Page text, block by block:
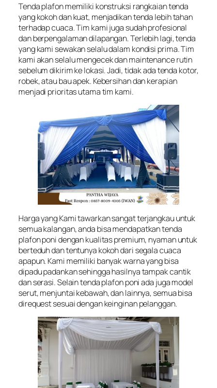
Tenda plafon memiliki konstruksi rangkaian tenda
yang kokoh dan kuat, menjadikan tenda lebih tahan
terhadap cuaca. Tim kami juga sudah profesional
dan berpengalaman dilapangan. Terlebih lagi, tenda
yang kami sewakan selalu dalam kondisi prima. Tim
kami akan selalu mengecek dan maintenance rutin
sebelum dikirim ke lokasi. Jadi, tidak ada tenda kotor,
robek, atau bau apek. Kebersihan dan kerapian
menjadi prioritas utama tim kami.
Harga yang Kami tawarkan sangat terjangkau untuk
semua kalangan, anda bisa mendapatkan tenda
plafon poni dengan kualitas premium, nyaman untuk
berteduh dan tentunya kokoh dari segala cuaca
apapun. Kami memiliki banyak warna yang bisa
dipadu padankan sehingga hasilnya tampak cantik
dan serasi. Selain tenda plafon poni ada juga model
serut, menjuntai kebawah, dan lainnya, semua bisa
direquest sesuai dengan keinginan pelanggan.